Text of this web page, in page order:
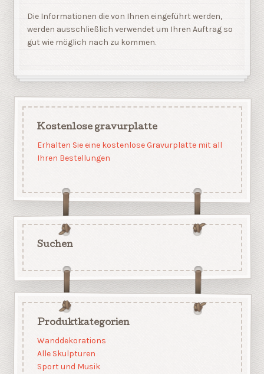
Die Informationen die von Ihnen eingeführt werden,
werden ausschließlich verwendet um Ihren Auftrag so
gut wie möglich nach zu kommen.
Kostenlose gravurplatte
Erhalten Sie eine kostenlose Gravurplatte mit all
Ihren Bestellungen
Suchen
Produktkategorien
Wanddekorations
Alle Skulpturen
Sport und Musik